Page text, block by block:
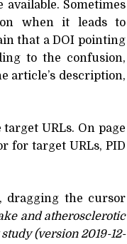
Sometimes
when it leads to
that aDOI pointing
to the confusion,
article’s description,
URLs. On page
for target URLs, PID
dragging the cursor
and atherosclerotic
(version 2019-12-